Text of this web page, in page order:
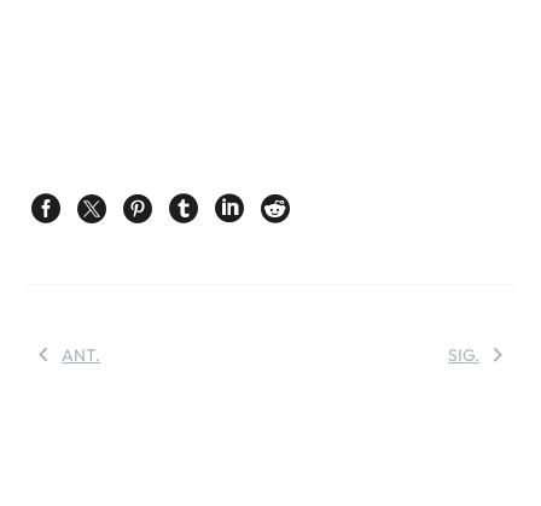
ANT. SIG.